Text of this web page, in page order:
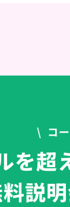
\ コ
を超
説